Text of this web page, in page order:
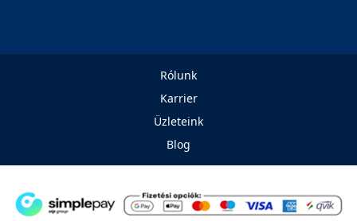
Rólunk
Karrier
Üzleteink
Blog